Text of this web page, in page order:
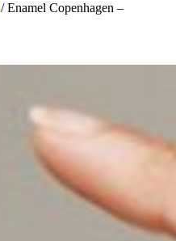
/ Enamel Copenhagen –